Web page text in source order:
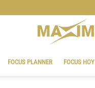
FOCUS PLANNER FOCUS HOY